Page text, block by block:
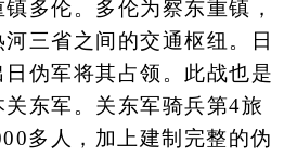
多伦。多伦为察东重镇，
三省之间的交通枢纽。日
伪军将其占领。此战也是
东军。关东军骑兵第4旅
多人，加上建制完整的伪